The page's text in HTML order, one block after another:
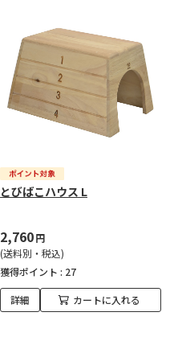
とびばこハウス L
2,760円
(送料別・税込)
獲得ポイント : 27
詳細 カートに入れる